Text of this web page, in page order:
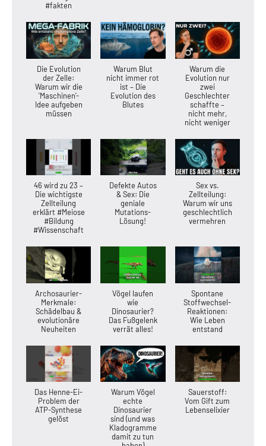
#fakten
Die Evolution
der Zelle:
Warum wir die
'Maschinen'-
Idee aufgeben
müssen
Warum Blut
nicht immer rot
ist – Die
Evolution des
Blutes
Warum die
Evolution nur
zwei
Geschlechter
schaffte –
nicht mehr,
nicht weniger
46 wird zu 23 –
Die wichtigste
Zellteilung
erklärt #Meiose
#Bildung
#Wissenschaft
Defekte Autos
& Sex: Die
geniale
Mutations-
Lösung!
Sex vs.
Zellteilung:
Warum wir uns
geschlechtlich
vermehren
Archosaurier-
Merkmale:
Schädelbau &
evolutionäre
Neuheiten
Vögel laufen
wie
Dinosaurier?
Das Fußgelenk
verrät alles!
Spontane
Stoffwechsel-
Reaktionen:
Wie Leben
entstand
Das Henne-Ei-
Problem der
ATP-Synthese
gelöst
Warum Vögel
echte
Dinosaurier
sind (und was
Kladogramme
damit zu tun
Sauerstoff:
Vom Gift zum
Lebenselixier